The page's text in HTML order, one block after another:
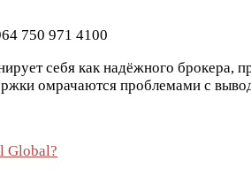
750 971 4100
себя как надёжного брокера,
омрачаются проблемами с
Global?